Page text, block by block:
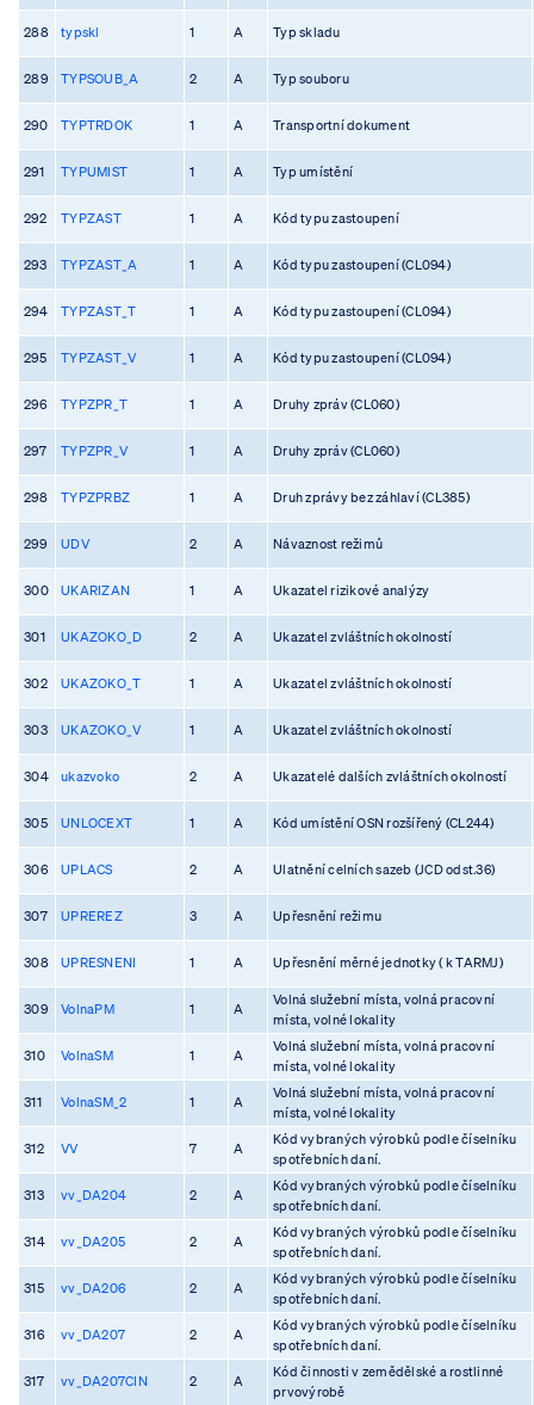
288 typskl 1 A Typ skladu
289 TYPSOUB_A 2 A Typ souboru
290 TYPTRDOK 1 A Transportní dokument
291 TYPUMIST 1 A Typ umístění
292 TYPZAST 1 A Kód typu zastoupení
293 TYPZAST_A 1 A Kód typu zastoupení (CL094)
294 TYPZAST_T 1 A Kód typu zastoupení (CL094)
295 TYPZAST_V 1 A Kód typu zastoupení (CL094)
296 TYPZPR_T 1 A Druhy zpráv (CL060)
297 TYPZPR_V 1 A Druhy zpráv (CL060)
298 TYPZPRBZ 1 A Druh zprávy bez záhlaví (CL385)
299 UDV 2 A Návaznost režimů
300 UKARIZAN 1 A Ukazatel rizikové analýzy
301 UKAZOKO_D 2 A Ukazatel zvláštních okolností
302 UKAZOKO_T 1 A Ukazatel zvláštních okolností
303 UKAZOKO_V 1 A Ukazatel zvláštních okolností
304 ukazvoko 2 A Ukazatelé dalších zvláštních okolností
305 UNLOCEXT 1 A Kód umístění OSN rozšířený (CL244)
306 UPLACS 2 A Ulatnění celních sazeb (JCD odst.36)
307 UPREREZ 3 A Upřesnění režimu
308 UPRESNENI 1 A Upřesnění měrné jednotky ( k TARMJ)
309 VolnaPM 1 A
Volná služební místa, volná pracovní
místa, volné lokality
310 VolnaSM 1 A
Volná služební místa, volná pracovní
místa, volné lokality
311 VolnaSM_2 1 A
Volná služební místa, volná pracovní
místa, volné lokality
312 VV 7 A
Kód vybraných výrobků podle číselníku
spotřebních daní.
313 vv_DA204 2 A
Kód vybraných výrobků podle číselníku
spotřebních daní.
314 vv_DA205 2 A
Kód vybraných výrobků podle číselníku
spotřebních daní.
315 vv_DA206 2 A
Kód vybraných výrobků podle číselníku
spotřebních daní.
316 vv_DA207 2 A
Kód vybraných výrobků podle číselníku
spotřebních daní.
317 vv_DA207CIN 2 A
Kód činnosti v zemědělské a rostlinné
prvovýrobě